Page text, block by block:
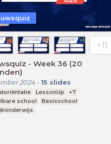
- Week 36 (20
2024- 15 slides
LessonUp
+7
school
Basisschool